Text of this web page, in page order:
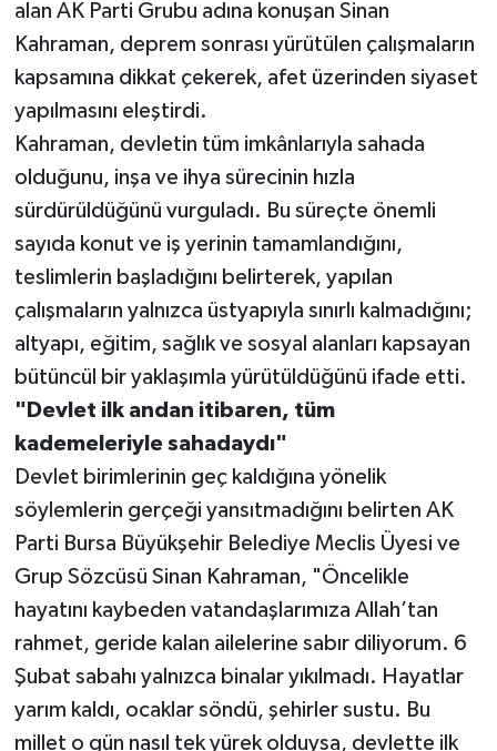
alan AK Parti Grubu adına konuşan Sinan
Kahraman, deprem sonrası yürütülen çalışmaların
kapsamına dikkat çekerek, afet üzerinden siyaset
yapılmasını eleştirdi.
Kahraman, devletin tüm imkânlarıyla sahada
olduğunu, inşa ve ihya sürecinin hızla
sürdürüldüğünü vurguladı. Bu süreçte önemli
sayıda konut ve iş yerinin tamamlandığını,
teslimlerin başladığını belirterek, yapılan
çalışmaların yalnızca üstyapıyla sınırlı kalmadığını;
altyapı, eğitim, sağlık ve sosyal alanları kapsayan
bütüncül bir yaklaşımla yürütüldüğünü ifade etti.
"Devlet ilk andan itibaren, tüm
kademeleriyle sahadaydı"
Devlet birimlerinin geç kaldığına yönelik
söylemlerin gerçeği yansıtmadığını belirten AK
Parti Bursa Büyükşehir Belediye Meclis Üyesi ve
Grup Sözcüsü Sinan Kahraman, "Öncelikle
hayatını kaybeden vatandaşlarımıza Allah’tan
rahmet, geride kalan ailelerine sabır diliyorum. 6
Şubat sabahı yalnızca binalar yıkılmadı. Hayatlar
yarım kaldı, ocaklar söndü, şehirler sustu. Bu
millet o gün nasıl tek yürek olduysa, devlette ilk